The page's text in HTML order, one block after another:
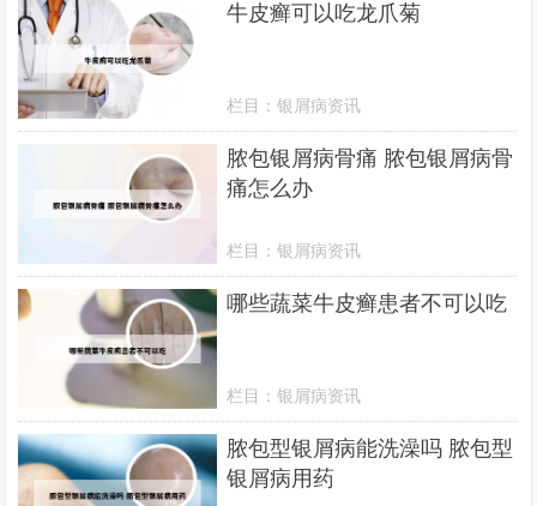
牛皮癣可以吃龙爪菊
栏目：银屑病资讯
脓包银屑病骨痛 脓包银屑病骨
痛怎么办
栏目：银屑病资讯
哪些蔬菜牛皮癣患者不可以吃
栏目：银屑病资讯
脓包型银屑病能洗澡吗 脓包型
银屑病用药